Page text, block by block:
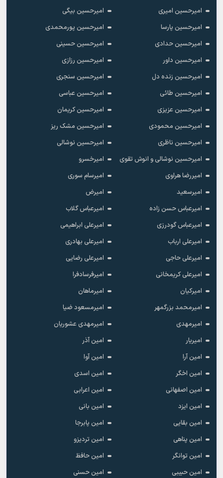
امیرحسین امیری
امیرحسین بیگی
امیرحسین پارسا
امیرحسین پورمحمدی
امیرحسین حدادی
امیرحسین حسینی
امیرحسین داور
امیرحسین رزازی
امیرحسین زنده دل
امیرحسین سنجری
امیرحسین طائی
امیرحسین عباسی
امیرحسین عزیزی
امیرحسین کریمان
امیرحسین محمودی
امیرحسین مشک ریز
امیرحسین ناظری
امیرحسین نوشالی
امیرحسین نوشالی و انوش تقوی
امیرخسرو
امیررضا هراوی
امیرسام سوری
امیرسعید
امیرض
امیرعباس حسن زاده
امیرعباس گلاب
امیرعباس گودرزی
امیرعلی ابراهیمی
امیرعلی ارباب
امیرعلی بهادری
امیرعلی حاجی
امیرعلی رضایی
امیرعلی کریمخانی
امیرفرسادفرا
امیرکیان
امیرماهان
امیرمحمد بزرگمهر
امیرمسعود ضیا
امیرمهدی
امیرمهدی عشوریان
امیریار
امین آذر
امین آرا
امین آوا
امین اخگر
امین اسدی
امین اصفهانی
امین اعرابی
امین ایزد
امین بانی
امین بقایی
امین پابرجا
امین پناهی
امین تردیزو
امین توانگر
امین حافظ
امین حبیبی
امین حسنی